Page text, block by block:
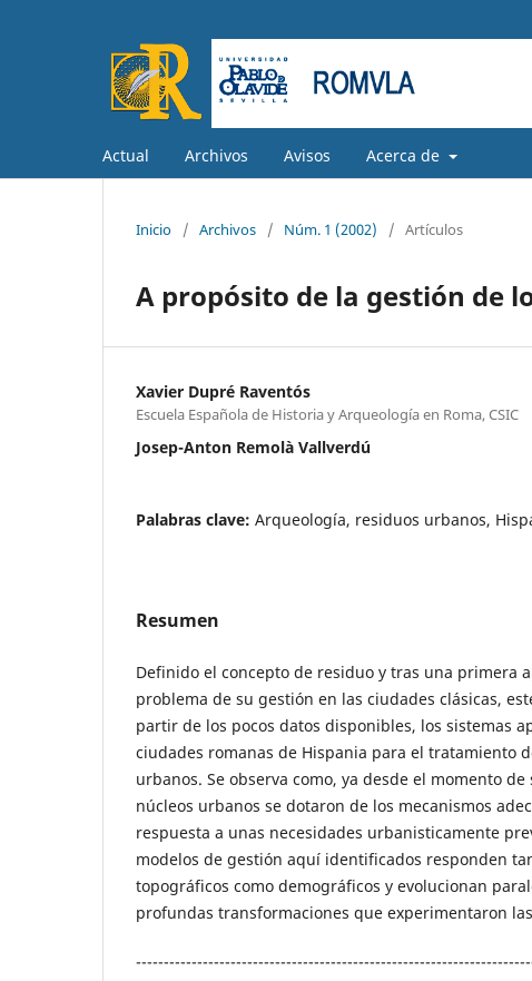
Actual Archivos Avisos Acerca de
Inicio / Archivos / Núm. 1 (2002) / Artículos
A propósito de la gestión de
Xavier Dupré Raventós
Escuela Española de Historia y Arqueología en Roma, CSIC
Josep-Anton Remolà Vallverdú
Palabras clave: Arqueología, residuos urbanos,
Resumen
Definido el concepto de residuo y tras una primera
problema de su gestión en las ciudades clásicas,
partir de los pocos datos disponibles, los sistemas
ciudades romanas de Hispania para el tratamiento
urbanos. Se observa como, ya desde el momento
núcleos urbanos se dotaron de los mecanismos
respuesta a unas necesidades urbanisticamente
modelos de gestión aquí identificados responden
topográficos como demográficos y evolucionan
profundas transformaciones que experimentaron